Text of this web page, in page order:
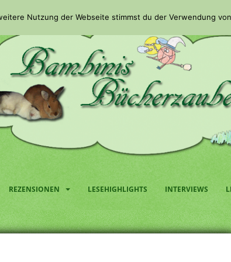
REZENSIONEN LESEHIGHLIGHTS INTERVIEWS
Nutzung der Webseite stimmst du der Verwendung